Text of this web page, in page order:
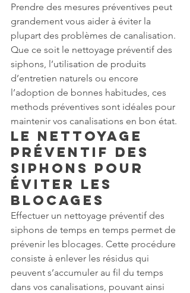
Prendre des mesures préventives peut
grandement vous aider à éviter la
plupart des problèmes de canalisation.
Que ce soit le nettoyage préventif des
siphons, l’utilisation de produits
d’entretien naturels ou encore
l’adoption de bonnes habitudes, ces
methods préventives sont idéales pour
maintenir vos canalisations en bon état.
Le nettoyage
préventif des
siphons pour
éviter les
blocages
Effectuer un nettoyage préventif des
siphons de temps en temps permet de
prévenir les blocages. Cette procédure
consiste à enlever les résidus qui
peuvent s’accumuler au fil du temps
dans vos canalisations, pouvant ainsi